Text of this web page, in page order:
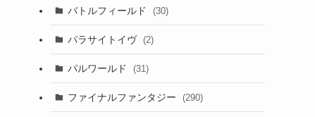
バトルフィールド (30)
パラサイトイヴ (2)
パルワールド (31)
ファイナルファンタジー (290)